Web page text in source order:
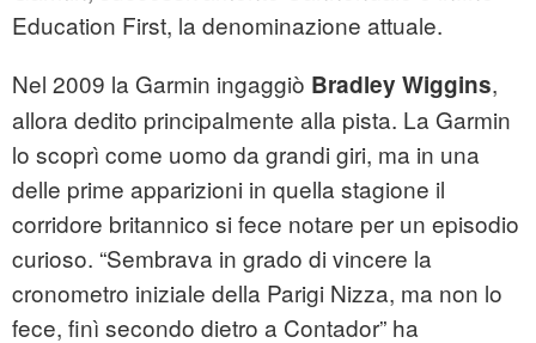
Education First, la denominazione attuale.
Nel 2009 la Garmin ingaggiò Bradley Wiggins,
allora dedito principalmente alla pista. La Garmin
lo scoprì come uomo da grandi giri, ma in una
delle prime apparizioni in quella stagione il
corridore britannico si fece notare per un episodio
curioso. “Sembrava in grado di vincere la
cronometro iniziale della Parigi Nizza, ma non lo
fece, finì secondo dietro a Contador” ha